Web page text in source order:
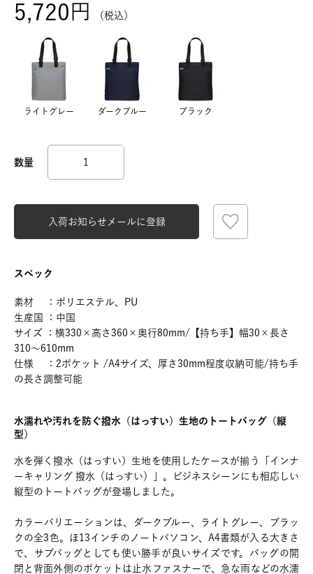
5,720 税込
ライトグレー ダークブルー ブラック
入荷お知らせメールに登録
スペック
素材 ：ポリエステル、PU
生産国 ：中国
サイズ ：横330×高さ360×奥行80mm/【持ち手】幅30×長さ
310～610mm
仕様 ：2ポケット /A4サイズ、厚さ30mm程度収納可能/持ち手
の長さ調整可能
水濡れや汚れを防ぐ撥水（はっすい）生地のトートバッグ（縦
型）
水を弾く撥水（はっすい）生地を使用したケースが揃う「インナ
ーキャリング 撥水（はっすい）」。ビジネスシーンにも相応しい
縦型のトートバッグが登場しました。
カラーバリエーションは、ダークブルー、ライトグレー、ブラッ
クの全3色。ほ13インチのノートパソコン、A4書類が入る大きさ
で、サブバッグとしても使い勝手が良いサイズです。バッグの開
閉と背面外側のポケットは止水ファスナーで、急な雨などの水濡